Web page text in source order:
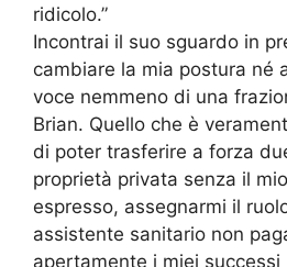
ridicolo.”
Incontrai il suo sguardo in
cambiare la mia postura né
voce nemmeno di una
Brian. Quello che è
di poter trasferire a forza
proprietà privata senza il
espresso, assegnarmi il
assistente sanitario non
apertamente i miei